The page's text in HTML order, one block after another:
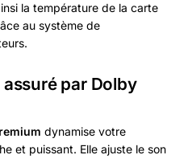
la température de la carte
au système de
par Dolby
dynamise votre
et puissant. Elle ajuste le son